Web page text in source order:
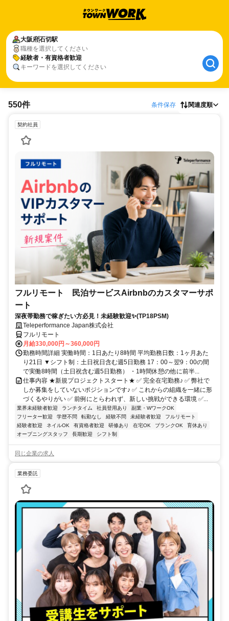
大阪府石切駅
職種を選択してください
経験者・有資格者歓迎
キーワードを選択してください
550件 条件保存 関連度順
契約社員
フルリモート 民泊サービスAirbnbのカスタマーサポ
ート
深夜帯勤務で稼ぎたい方必見！未経験歓迎✨(TP18PSM)
Teleperformance Japan株式会社
フルリモート
月給330,000円～360,000円
勤務時間詳細 実働時間：1日あたり8時間 平均勤務日数：1ヶ月あた
り21日 ▼シフト制：土日祝日含む週5日勤務 17：00～翌9：00の間
で実働8時間（土日祝含む週5日勤務） ・1時間休憩の他に前半...
仕事内容 ★新規プロジェクトスタート★ ✅ 完全在宅勤務♪ ✅ 弊社で
しか募集をしていないポジションです♪ ✅ これからの組織を一緒に形
づくるやりがい ✅ 前例にとらわれず、新しい挑戦ができる環境 ✅...
業界未経験者歓迎 ランチタイム 社員登用あり
副業・WワークOK
フリーター歓迎
学歴不問 転勤なし 経験不問 未経験者歓迎
フルリモート
経験者歓迎
ネイルOK 有資格者歓迎 研修あり 在宅OK ブランクOK
育休あり
オープニングスタッフ
長期歓迎 シフト制
同じ企業の求人
業務委託